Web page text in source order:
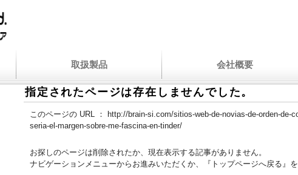
取扱製品 会社概要
指定されたページは存在しませんでした。
このページの URL ：
http://brain-si.com/sitios-web-de-novias-de-orden-de-
seria-el-margen-sobre-me-fascina-en-tinder/
お探しのページは削除されたか、現在表示する記事がありません。
ナビゲーションメニューからお進みいただくか、『トップページへ戻る』を